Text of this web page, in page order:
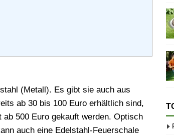
(Metall). Es gibt sie auch aus
ab 30 bis 100 Euro erhältlich sind,
500 Euro gekauft werden. Optisch
auch eine Edelstahl-Feuerschale